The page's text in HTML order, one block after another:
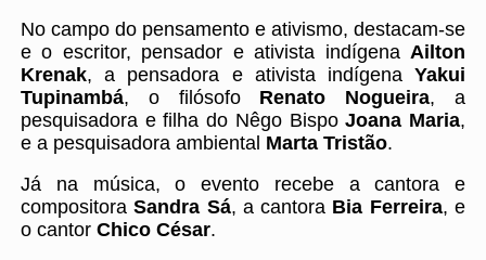
No campo do pensamento e ativismo, destacam-se
e o escritor, pensador e ativista indígena Ailton
Krenak, a pensadora e ativista indígena Yakui
Tupinambá, o filósofo Renato Nogueira, a
pesquisadora e filha do Nêgo BispoJoana Maria,
e a pesquisadora ambiental Marta Tristão.
Já na música, o evento recebe a cantora e
compositoraSandra Sá, a cantora Bia Ferreira, e
o cantor Chico César.